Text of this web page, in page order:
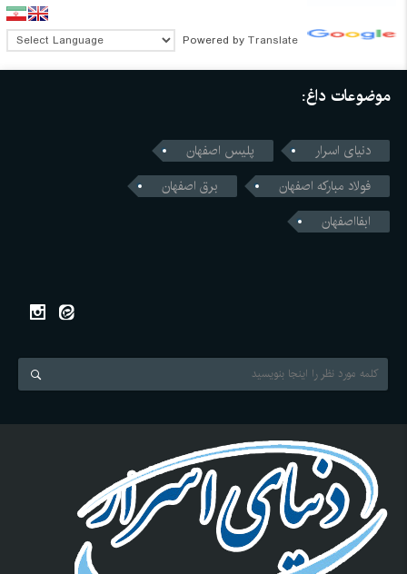
Powered by Translate
موضوعات داغ:
دنیای اسرار
پلیس اصفهان
فولاد مبارکه اصفهان
برق اصفهان
ابفااصفهان